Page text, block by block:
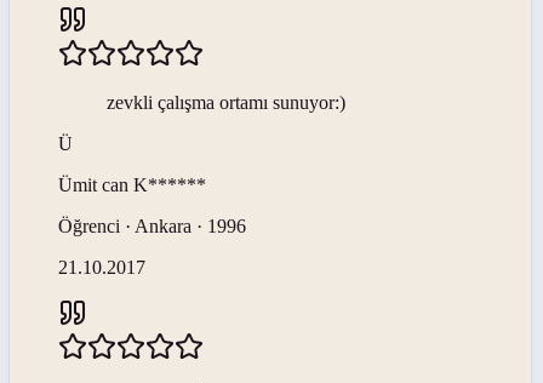
zevkli çalışma ortamı sunuyor:)
Ü
Ümit can K******
Öğrenci · Ankara · 1996
21.10.2017